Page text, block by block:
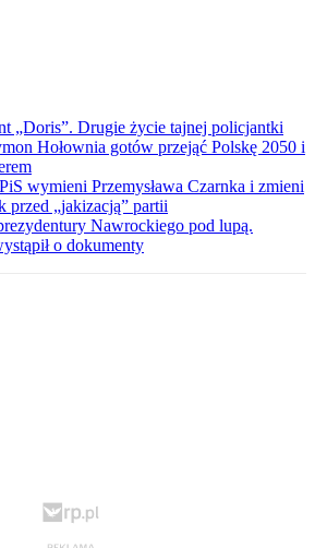
„Doris”. Drugie życie tajnej policjantki
Hołownia gotów przejąć Polskę 2050 i
wymieni Przemysława Czarnka i zmieni
przed „jakizacją” partii
Nawrockiego pod lupą.
o dokumenty